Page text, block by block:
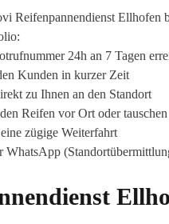
Reifenpannendienst Ellhofen
24h an 7 Tagen
Kunden in kurzer Zeit
zu Ihnen an den Standort
Reifen vor Ort oder
zügige Weiterfahrt
WhatsApp